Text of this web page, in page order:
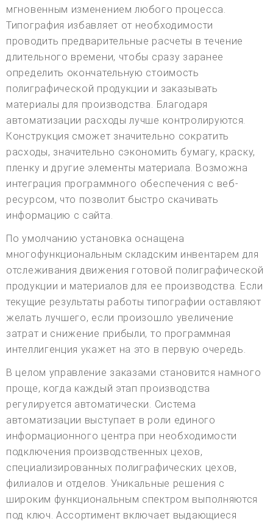
мгновенным изменением любого процесса.
Типография избавляет от необходимости
проводить предварительные расчеты в течение
длительного времени, чтобы сразу заранее
определить окончательную стоимость
полиграфической продукции и заказывать
материалы для производства. Благодаря
автоматизации расходы лучше контролируются.
Конструкция сможет значительно сократить
расходы, значительно сэкономить бумагу, краску,
пленку и другие элементы материала. Возможна
интеграция программного обеспечения с веб-
ресурсом, что позволит быстро скачивать
информацию с сайта.
По умолчанию установка оснащена
многофункциональным складским инвентарем для
отслеживания движения готовой полиграфической
продукции и материалов для ее производства. Если
текущие результаты работы типографии оставляют
желать лучшего, если произошло увеличение
затрат и снижение прибыли, то программная
интеллигенция укажет на это в первую очередь.
В целом управление заказами становится намного
проще, когда каждый этап производства
регулируется автоматически. Система
автоматизации выступает в роли единого
информационного центра при необходимости
подключения производственных цехов,
специализированных полиграфических цехов,
филиалов и отделов. Уникальные решения с
широким функциональным спектром выполняются
под ключ. Ассортимент включает выдающиеся